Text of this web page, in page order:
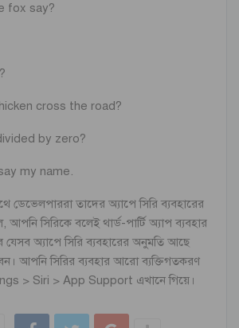
fox say?
cross the road?
by zero?
my name.
তাদের অ্যাপে সিরি ব্যবহারের
সিরিকে বলেই থার্ড-পার্টি অ্যাপ ব্যবহার
অ্যাপে সিরি ব্যবহারের অনুমতি আছে
আপনি সিরির ব্যবহার আরো ব্যক্তিগতকরণ
> Siri > App Support এখানে গিয়ে।